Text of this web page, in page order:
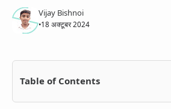
Blogger
Chatbot
Google Assistant
Women Health
Periods
Pregnancy
Medical Courses
Business
Courses
Exams
Social Media
Vijay Bishnoi
•18 अक्टूबर 2024
Table of Contents